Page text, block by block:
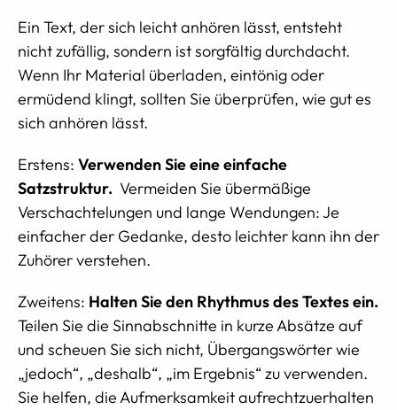
Ein Text, der sich leicht anhören lässt, entsteht
nicht zufällig, sondern ist sorgfältig durchdacht.
Wenn Ihr Material überladen, eintönig oder
ermüdend klingt, sollten Sie überprüfen, wie gut es
sich anhören lässt.
Erstens: Verwenden Sie eine einfache
Satzstruktur. Vermeiden Sie übermäßige
Verschachtelungen und lange Wendungen: Je
einfacher der Gedanke, desto leichter kann ihn der
Zuhörer verstehen.
Zweitens: Halten Sie den Rhythmus des Textes ein.
Teilen Sie die Sinnabschnitte in kurze Absätze auf
und scheuen Sie sich nicht, Übergangswörter wie
„jedoch“, „deshalb“, „im Ergebnis“ zu verwenden.
Sie helfen, die Aufmerksamkeit aufrechtzuerhalten